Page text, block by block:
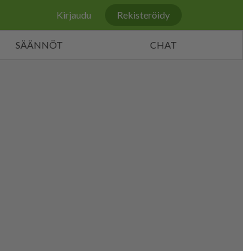
Kirjaudu Rekisteröidy
SÄÄNNÖT CHAT